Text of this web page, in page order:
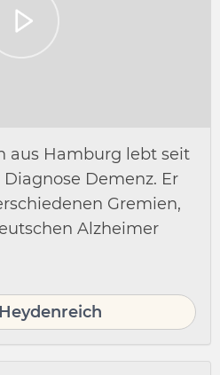
aus Hamburg lebt seit
Demenz. Er
Gremien,
Alzheimer